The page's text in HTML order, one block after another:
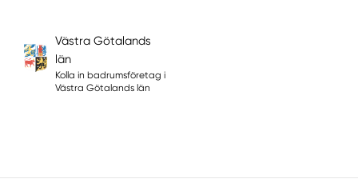
Västra Götalands
län
Kolla in badrumsföretag i
Västra Götalands län